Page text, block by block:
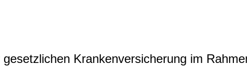
Krankenversicherung im